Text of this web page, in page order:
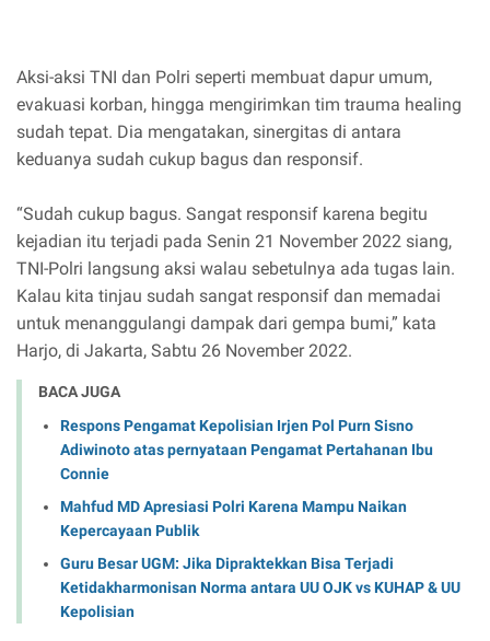
Aksi-aksi TNI dan Polri seperti membuat dapur umum,
evakuasi korban, hingga mengirimkan tim trauma healing
sudah tepat. Dia mengatakan, sinergitas di antara
keduanya sudah cukup bagus dan responsif.
“Sudah cukup bagus. Sangat responsif karena begitu
kejadian itu terjadi pada Senin 21 November 2022 siang,
TNI-Polri langsung aksi walau sebetulnya ada tugas lain.
Kalau kita tinjau sudah sangat responsif dan memadai
untuk menanggulangi dampak dari gempa bumi,” kata
Harjo, di Jakarta, Sabtu 26 November 2022.
BACA JUGA
Respons Pengamat Kepolisian Irjen Pol Purn Sisno
Adiwinoto atas pernyataan Pengamat Pertahanan Ibu
Connie
Mahfud MD Apresiasi Polri Karena Mampu Naikan
Kepercayaan Publik
Guru Besar UGM: Jika Dipraktekkan Bisa Terjadi
Ketidakharmonisan Norma antara UU OJK vs KUHAP & UU
Kepolisian